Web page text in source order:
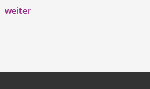
weiter